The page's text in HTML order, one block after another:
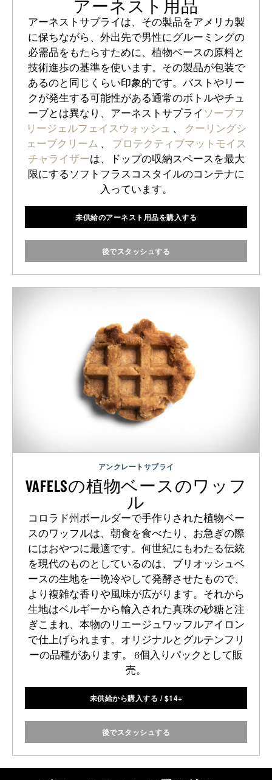
アーネスト用品
アーネストサプライは、その製品をアメリカ製
に保ちながら、外出先で男性にグルーミングの
必需品をもたらすために、植物ベースの原料と
技術進歩の基準を使います。その製品が包装で
あるのと同じくらい印象的です。バストやリー
クが発生する可能性がある通常のボトルやチュ
ーブとは異なり、アーネストサプライ ソープフ
リージェルフェイスウォッシュ 、
クーリングシ
ェーブクリーム 、 プロテクティブマットモイス
チャライザーは、ドップの収納スペースを最大
限にするソフトフラスコスタイルのコンテナに
入っています。
未供給のアーネスト用品を購入する
後でスタッシュする
アンクレートサプライ
VAFELSの植物ベースのワッフ
ル
コロラド州ボールダーで手作りされた植物ベー
スのワッフルは、朝食を食べたり、お急ぎの際
にはおやつに最適です。何世紀にもわたる伝統
を現代のものとしているのは、ブリオッシュベ
ースの生地を一晩冷やして発酵させたもので、
より複雑な香りや風味が広がります。それから
生地はベルギーから輸入された真珠の砂糖と注
ぎこまれ、本物のリエージュワッフルアイロン
で仕上げられます。オリジナルとグルテンフリ
ーの品種があります。 6個入りパックとして販
売。
未供給から購入する /$14+
後でスタッシュする